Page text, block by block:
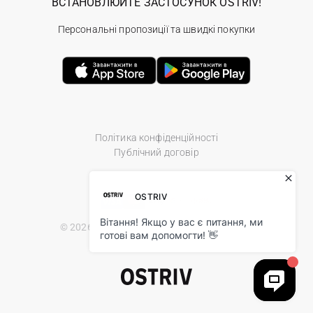
Політика конфіденційності
Публічний договір
© 2026 Ostriv.ua Store. All Rights Reserved.
Персональні пропозиції та швидкі покупки